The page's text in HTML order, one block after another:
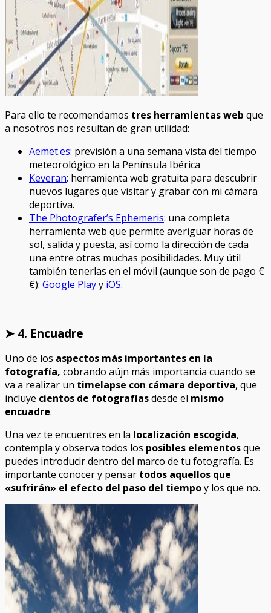
Para ello te recomendamos tres herramientas web que
a nosotros nos resultan de gran utilidad:
Aemet.es: previsión a una semana vista del tiempo
meteorológico en la Península Ibérica
Keveran: herramienta web gratuita para descubrir
nuevos lugares que visitar y grabar con mi cámara
deportiva.
The Photografer’s Ephemeris: una completa
herramienta web que permite averiguar horas de
sol, salida y puesta, así como la dirección de cada
una entre otras muchas posibilidades. Muy útil
también tenerlas en el móvil (aunque son de pago €
€): Google Playy iOS.
➤ 4. Encuadre
Uno de los aspectos más importantes en la
fotografía, cobrando aújn más importancia cuando se
va a realizar un timelapse con cámara deportiva, que
incluye cientos de fotografíasdesde el mismo
encuadre.
Una vez te encuentres en la localización escogida,
contempla y observa todos los posibles elementosque
puedes introducir dentro del marco de tu fotografía. Es
importante conocer y pensar todos aquellos que
«sufrirán» el efecto del paso del tiempoy los que no.